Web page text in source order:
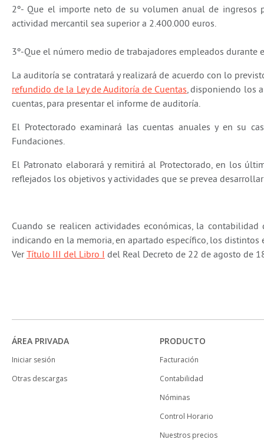
2º- Que el importe neto de su volumen anual de
actividad mercantil sea superior a 2.400.000 euros.
3º-Que el número medio de trabajadores empleados durante
La auditoría se contratará y realizará de acuerdo con lo
refundido de la Ley de Auditoría de Cuentas, disponiendo los
cuentas, para presentar el informe de auditoría.
El Protectorado examinará las cuentas anuales y en su
Fundaciones.
El Patronato elaborará y remitirá al Protectorado, en los
reflejados los objetivos y actividades que se prevea
Cuando se realicen actividades económicas, la
indicando en la memoria, en apartado específico, los
VerTítulo III del Libro I del Real Decreto de 22 de agosto de
ÁREA PRIVADA
Iniciar sesión
Otras descargas
PRODUCTO
Facturación
Contabilidad
Nóminas
Control Horario
Nuestros precios